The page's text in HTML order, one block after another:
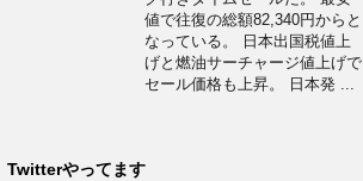
値で往復の総額82,340円からと
なっている。 日本出国税値上
げと燃油サーチャージ値上げで
セール価格も上昇。 日本発 ...
Twitterやってます